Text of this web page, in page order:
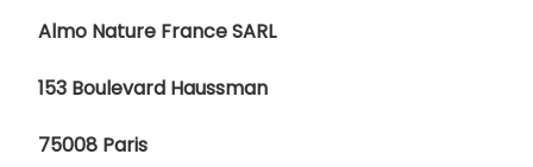
Almo Nature France SARL
153 Boulevard Haussman
75008 Paris